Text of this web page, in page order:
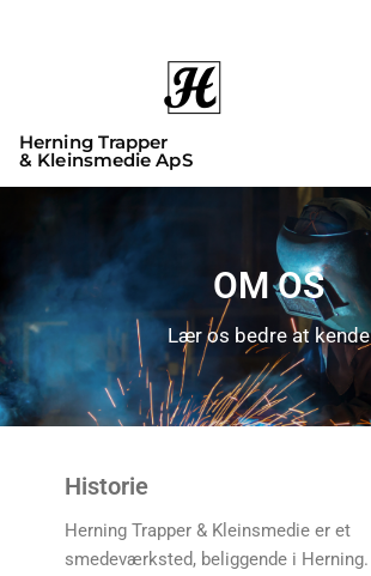
Herning Trapper
& Kleinsmedie ApS
OM OS
Lær os bedre at kende
Historie
Herning Trapper & Kleinsmedie er et
smedeværksted, beliggende i Herning.